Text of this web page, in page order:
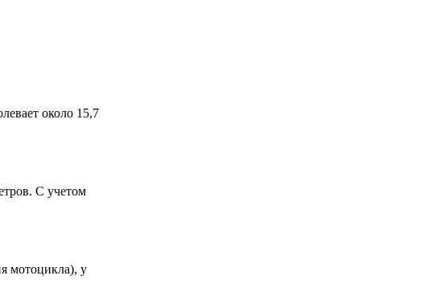
около 15,7
С учетом
мотоцикла), у